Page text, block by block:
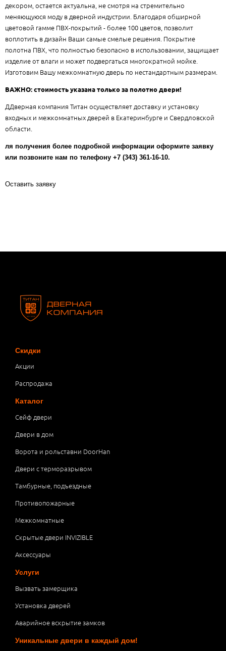
декором, остается актуальна, не смотря на стремительно
меняющуюся моду в дверной индустрии. Благодаря обширной
цветовой гамме ПВХ-покрытий - более 100 цветов, позволит
воплотить в дизайн Ваши самые смелые решения. Покрытие
полотна ПВХ, что полностью безопасно в использовании, защищает
изделие от влаги и может подвергаться многократной мойке.
Изготовим Вашу межкомнатную дверь по нестандартным размерам.
ВАЖНО: стоимость указана только за полотно двери!
ДДверная компания Титан осуществляет доставку и установку
входных и межкомнатных дверей в Екатеринбурге и Свердловской
области.
ля получения более подробной информации оформите заявку
или позвоните нам по телефону +7 (343) 361-16-10.
Оставить заявку
Скидки
Акции
Распродажа
Каталог
Сейф двери
Двери в дом
Ворота и рольставни DoorHan
Двери с терморазрывом
Тамбурные, подъездные
Противопожарные
Межкомнатные
Скрытые двери INVIZIBLE
Аксессуары
Услуги
Вызвать замерщика
Установка дверей
Аварийное вскрытие замков
Уникальные двери в каждый дом!